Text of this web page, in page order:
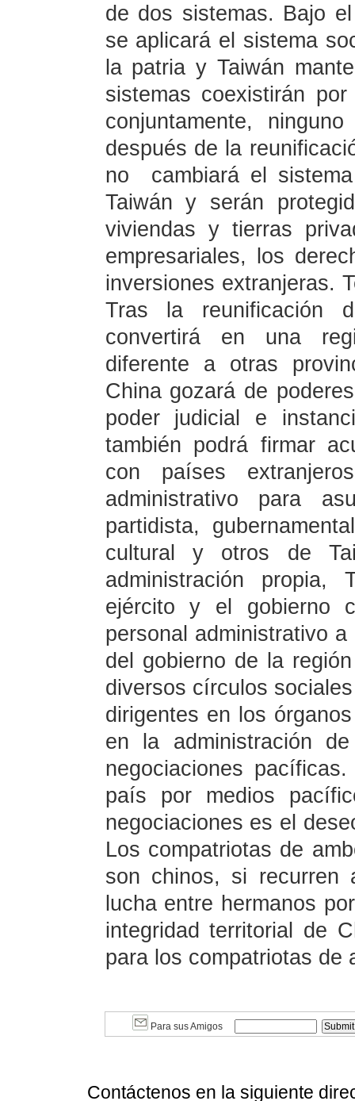
de dos sistemas. Bajo
se aplicará el sistema
la patria y Taiwán
sistemas coexistirán
conjuntamente,
después de la
no cambiará el
Taiwán y serán
viviendas y tierras
empresariales, los
inversiones extranjeras.
Tras la reunificación
convertirá en una
diferente a otras
China gozará de
poder judicial e
también podrá firmar
con países
administrativo para
partidista,
cultural y otros de
administración propia,
ejército y el gobierno
personal administrativo
del gobierno de la
diversos círculos
dirigentes en los
en la administración
negociaciones
país por medios
negociaciones es el
Los compatriotas de
son chinos, si
lucha entre hermanos
integridad territorial de
para los compatriotas de
Para sus Amigos
Contáctenos en la siguiente